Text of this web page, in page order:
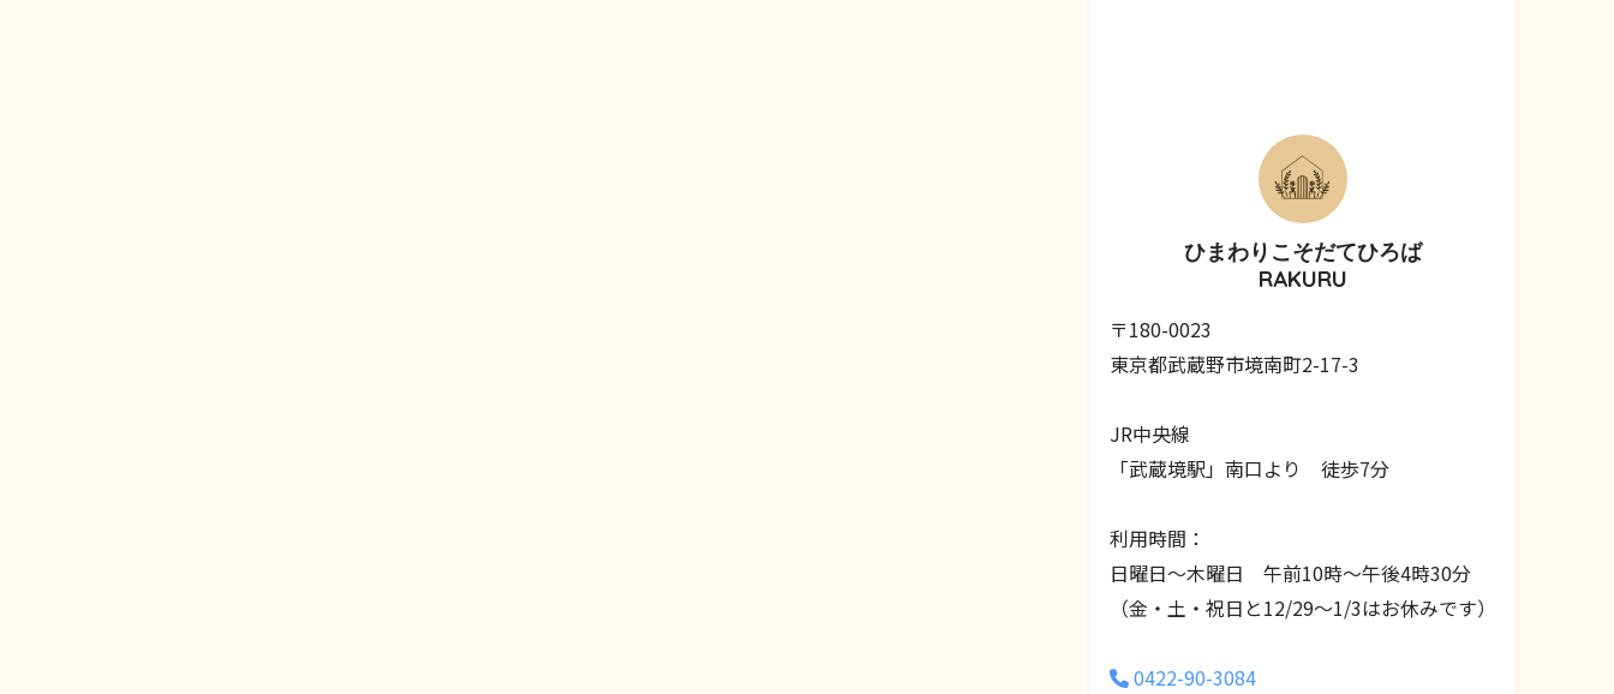
ひまわりこそだてひろば
RAKURU
〒180-0023
東京都武蔵野市境南町2-17-3
JR中央線
「武蔵境駅」南口より 徒歩7分
利用時間：
日曜日～木曜日 午前10時～午後4時30分
（金・土・祝日と12/29～1/3はお休みです）
0422-90-3084